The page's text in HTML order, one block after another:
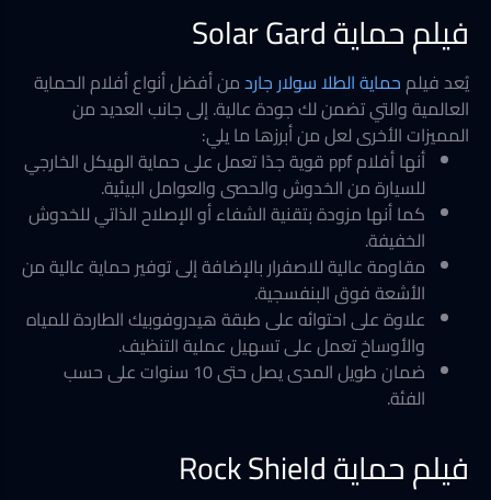
فيلم حماية Solar Gard
يُعد فيلمحماية الطلا سولار جاردمن أفضل أنواع أفلام الحماية
العالمية والتي تضمن لك جودة عالية. إلى جانب العديد من
المميزات الأخرى لعل من أبرزها ما يلي:
أنها أفلام ppf قوية جدًا تعمل على حماية الهيكل الخارجي
للسيارة من الخدوش والحصى والعوامل البيئية.
كما أنها مزودة بتقنية الشفاء أو الإصلاح الذاتي للخدوش
الخفيفة.
مقاومة عالية للاصفرار بالإضافة إلى توفير حماية عالية من
الأشعة فوق البنفسجية.
علاوة على احتوائه على طبقة هيدروفوبيك الطاردة للمياه
والأوساخ تعمل على تسهيل عملية التنظيف.
ضمان طويل المدى يصل حتى 10 سنوات على حسب
الفئة.
فيلم حماية Rock Shield